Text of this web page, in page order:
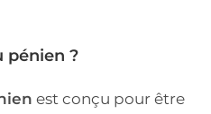
pénien ?
est conçu pour être